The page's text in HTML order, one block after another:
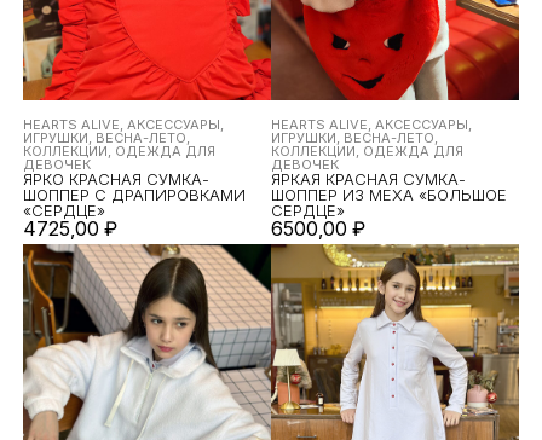
HEARTS ALIVE, АКСЕССУАРЫ,
ИГРУШКИ, ВЕСНА-ЛЕТО,
КОЛЛЕКЦИИ, ОДЕЖДА ДЛЯ
ДЕВОЧЕК
ЯРКО КРАСНАЯ СУМКА-
ШОППЕР С ДРАПИРОВКАМИ
«СЕРДЦЕ»
4725,00 ₽
HEARTS ALIVE, АКСЕССУАРЫ,
ИГРУШКИ, ВЕСНА-ЛЕТО,
КОЛЛЕКЦИИ, ОДЕЖДА ДЛЯ
ДЕВОЧЕК
ЯРКАЯ КРАСНАЯ СУМКА-
ШОППЕР ИЗ МЕХА «БОЛЬШОЕ
СЕРДЦЕ»
6500,00 ₽